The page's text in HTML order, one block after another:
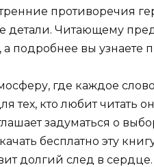
противоречия
Читающему
подробнее вы узнаете
где каждое
тех, кто любит читать
задуматься о
бесплатно эту
долгий след в сердце.